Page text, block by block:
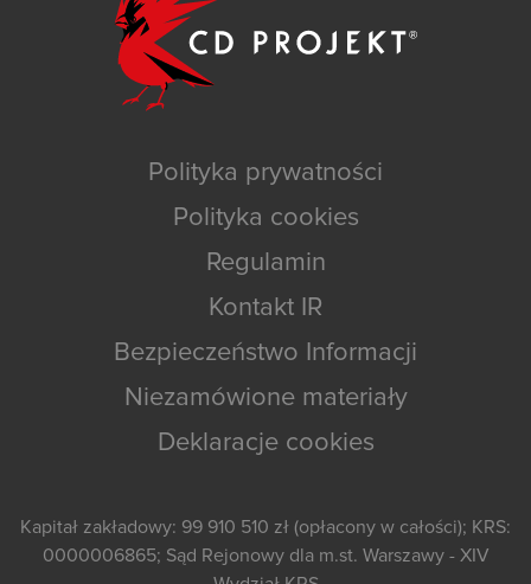
Polityka prywatności
Polityka cookies
Regulamin
Kontakt IR
Bezpieczeństwo Informacji
Niezamówione materiały
Deklaracje cookies
Kapitał zakładowy: 99 910 510 zł (opłacony w całości); KRS:
0000006865; Sąd Rejonowy dla m.st. Warszawy - XIV